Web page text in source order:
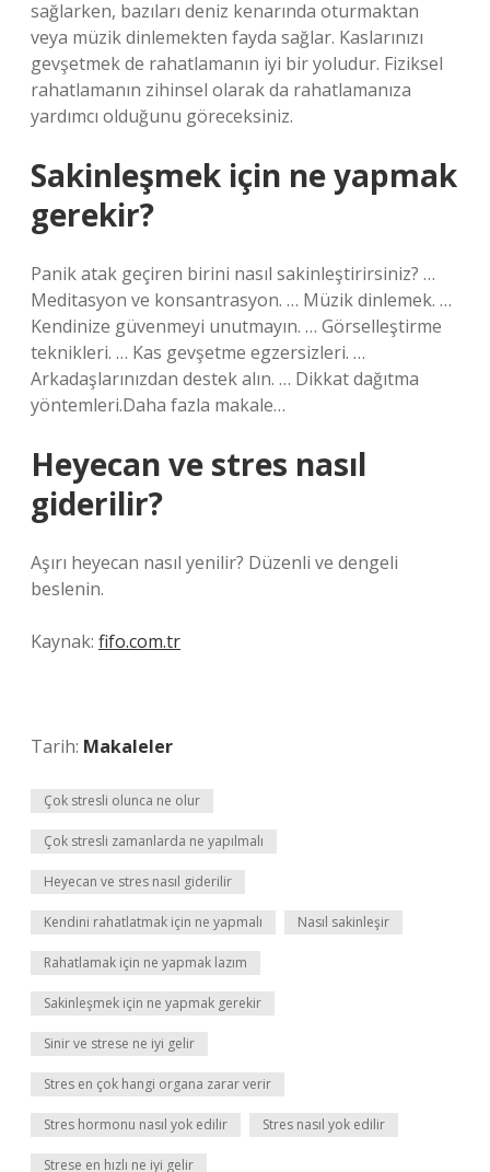
sağlarken, bazıları deniz kenarında oturmaktan
veya müzik dinlemekten fayda sağlar. Kaslarınızı
gevşetmek de rahatlamanın iyi bir yoludur. Fiziksel
rahatlamanın zihinsel olarak da rahatlamanıza
yardımcı olduğunu göreceksiniz.
Sakinleşmek için ne yapmak
gerekir?
Panik atak geçiren birini nasıl sakinleştirirsiniz? …
Meditasyon ve konsantrasyon. … Müzik dinlemek. …
Kendinize güvenmeyi unutmayın. … Görselleştirme
teknikleri. … Kas gevşetme egzersizleri. …
Arkadaşlarınızdan destek alın. … Dikkat dağıtma
yöntemleri.Daha fazla makale…
Heyecan ve stres nasıl
giderilir?
Aşırı heyecan nasıl yenilir? Düzenli ve dengeli
beslenin.
Kaynak: fifo.com.tr
Tarih: Makaleler
Çok stresli olunca ne olur
Çok stresli zamanlarda ne yapılmalı
Heyecan ve stres nasıl giderilir
Kendini rahatlatmak için ne yapmalı Nasıl sakinleşir
Rahatlamak için ne yapmak lazım
Sakinleşmek için ne yapmak gerekir
Sinir ve strese ne iyi gelir
Stres en çok hangi organa zarar verir
Stres hormonu nasıl yok edilir Stres nasıl yok edilir
Strese en hızlı ne iyi gelir